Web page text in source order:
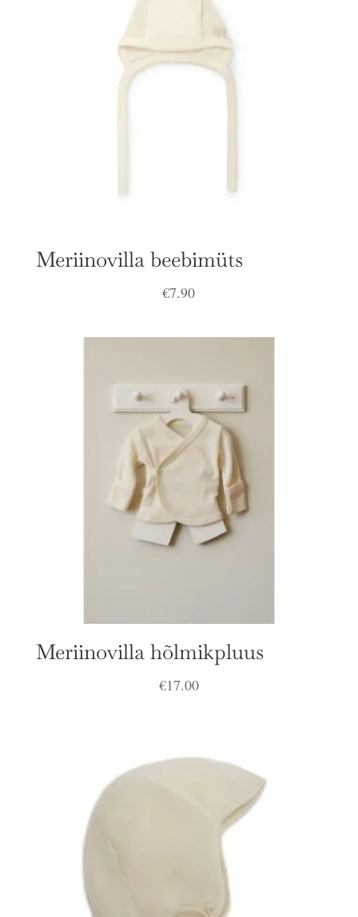
Meriinovilla beebimüts
€7.90
Meriinovilla hõlmikpluus
€17.00